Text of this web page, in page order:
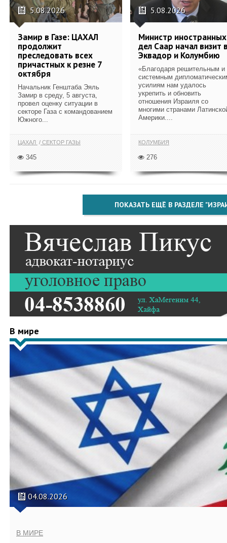
5.08.2026
Замир в Газе: ЦАХАЛ
продолжит
преследовать всех
причастных к резне 7
октября
Начальник Генштаба Эяль
Замир в среду, 5 августа,
провел оценку ситуации в
секторе Газа с командованием
Южного...
ЦАХАЛ СЕКТОР ГАЗЫ
345
5.08.2026
Министр иностранных
дел Саар начал визит
Эквадор и Колумбию
«Благодаря решительным и
системным
усилиям нам удалось
укрепить и обновить
отношения Израиля со
многими странами
Америки....
КОЛУМБИЯ
276
ПОКАЗАТЬ ЕЩЁ В РАЗДЕЛЕ
В мире
04.08.2026
В МИРЕ